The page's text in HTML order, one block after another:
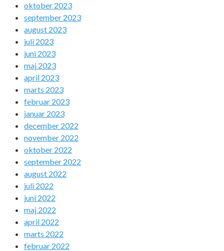
oktober 2023
september 2023
august 2023
juli 2023
juni 2023
maj 2023
april 2023
marts 2023
februar 2023
januar 2023
december 2022
november 2022
oktober 2022
september 2022
august 2022
juli 2022
juni 2022
maj 2022
april 2022
marts 2022
februar 2022